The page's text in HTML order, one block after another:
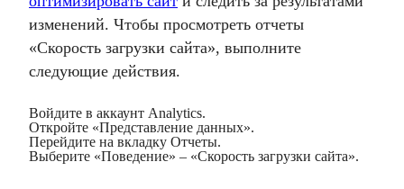
изменений. Чтобы просмотреть отчеты
«Скорость загрузки сайта», выполните
следующие действия.
Войдите в аккаунт Analytics.
Откройте «Представление данных».
Перейдите на вкладку Отчеты.
Выберите «Поведение» – «Скорость загрузки сайта».